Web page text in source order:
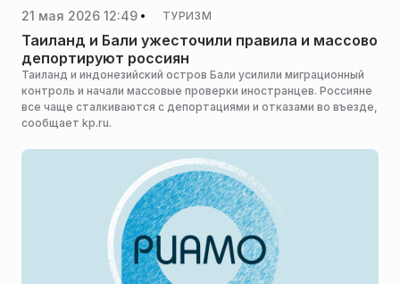
21 мая 2026 12:49 ТУРИЗМ
Таиланд и Бали ужесточили правила и массово
депортируют россиян
Таиланд и индонезийский остров Бали усилили миграционный
контроль и начали массовые проверки иностранцев. Россияне
все чаще сталкиваются с депортациями и отказами во въезде,
сообщает kp.ru.